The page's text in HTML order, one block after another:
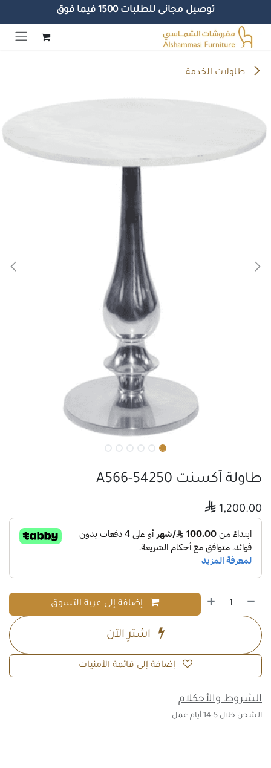
توصيل مجانى للطلبات 1500 فيما فوق
تخطي للذهاب إلى المحتوى
طاولات الخدمة
طاولة آكسنت A566-54250
1,200.00
إضافة إلى عربة التسوق
اشترِ الآن
إضافة إلى قائمة الأمنيات
الشروط والأحكلام
الشحن خلال 5-14 أيام عمل